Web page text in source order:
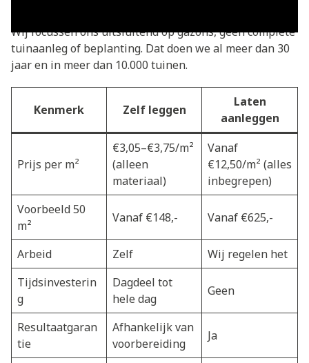
Wij focussen ons uitsluitend op gazons, geen complete
tuinaanleg of beplanting. Dat doen we al meer dan 30
jaar en in meer dan 10.000 tuinen.
Kenmerk Zelf leggen
Laten
aanleggen
Prijs per m²
€3,05–€3,75/m²
(alleen
materiaal)
Vanaf
€12,50/m² (alles
inbegrepen)
Voorbeeld 50
m²
Vanaf €148,- Vanaf €625,-
Arbeid Zelf
Wij regelen het
Tijdsinvesterin
g
Dagdeel tot
hele dag
Geen
Resultaatgaran
tie
Afhankelijk van
voorbereiding
Ja